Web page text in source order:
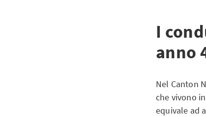
I
anno
Nel Canton
che vivono
equivale ad